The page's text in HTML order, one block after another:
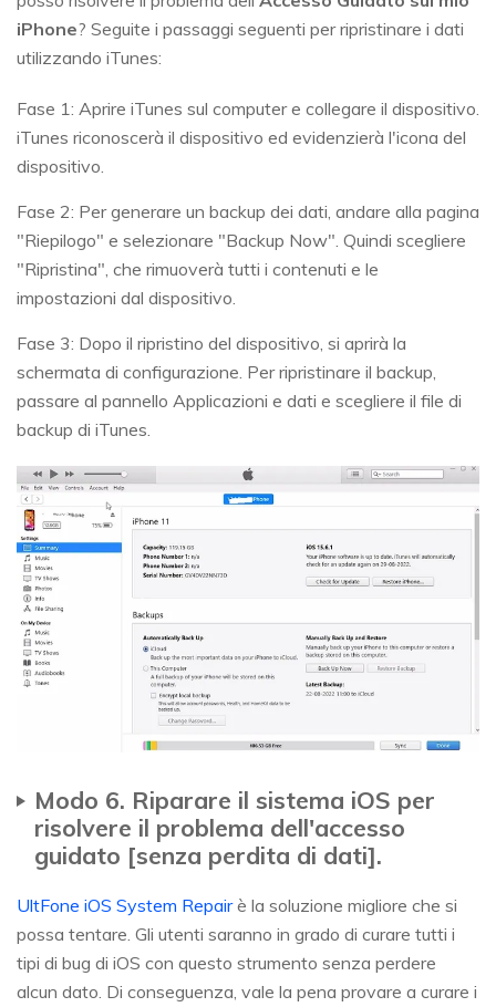
iPhone? Seguite i passaggi seguenti per ripristinare i dati
utilizzando iTunes:
Fase 1: Aprire iTunes sul computer e collegare il dispositivo.
iTunes riconoscerà il dispositivo ed evidenzierà l'icona del
dispositivo.
Fase 2: Per generare un backup dei dati, andare alla pagina
"Riepilogo" e selezionare "Backup Now". Quindi scegliere
"Ripristina", che rimuoverà tutti i contenuti e le
impostazioni dal dispositivo.
Fase 3: Dopo il ripristino del dispositivo, si aprirà la
schermata di configurazione. Per ripristinare il backup,
passare al pannello Applicazioni e dati e scegliere il file di
backup di iTunes.
Modo 6. Riparare il sistema iOS per
risolvere il problema dell'accesso
guidato [senza perdita di dati].
UltFone iOS System Repairè la soluzione migliore che si
possa tentare. Gli utenti saranno in grado di curare tutti i
tipi di bug di iOS con questo strumento senza perdere
alcun dato. Di conseguenza, vale la pena provare a curare i